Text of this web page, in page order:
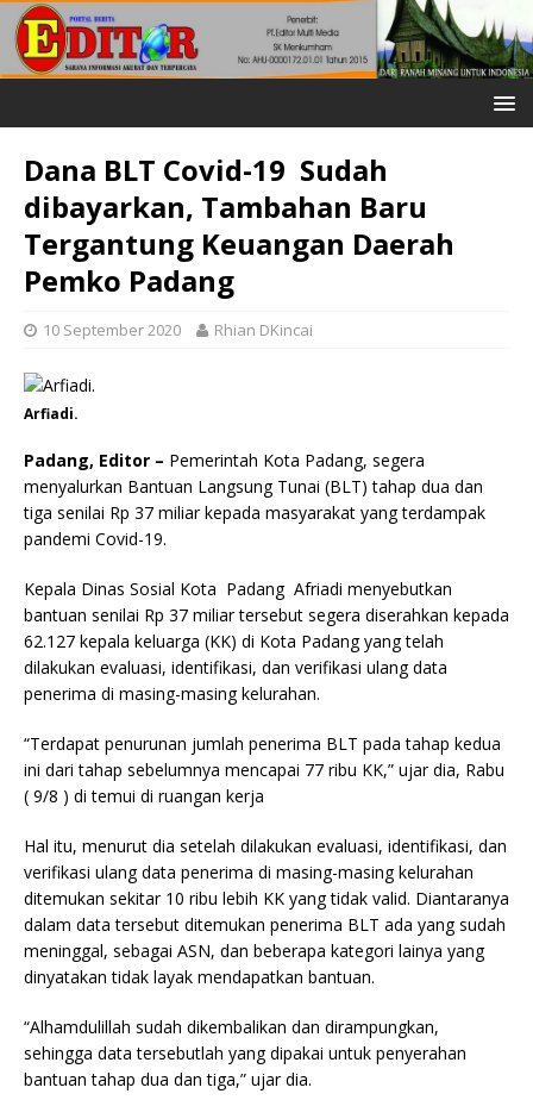
Dana BLT Covid-19 Sudah
dibayarkan, Tambahan Baru
Tergantung Keuangan Daerah
Pemko Padang
10 September 2020 Rhian DKincai
Arfiadi.
Padang, Editor – Pemerintah Kota Padang, segera
menyalurkan Bantuan Langsung Tunai (BLT) tahap dua dan
tiga senilai Rp 37 miliar kepada masyarakat yang terdampak
pandemi Covid-19.
Kepala Dinas Sosial Kota Padang Afriadi menyebutkan
bantuan senilai Rp 37 miliar tersebut segera diserahkan kepada
62.127 kepala keluarga (KK) di Kota Padang yang telah
dilakukan evaluasi, identifikasi, dan verifikasi ulang data
penerima di masing-masing kelurahan.
“Terdapat penurunan jumlah penerima BLT pada tahap kedua
ini dari tahap sebelumnya mencapai 77 ribu KK,” ujar dia, Rabu
( 9/8 ) di temui di ruangan kerja
Hal itu, menurut dia setelah dilakukan evaluasi, identifikasi, dan
verifikasi ulang data penerima di masing-masing kelurahan
ditemukan sekitar 10 ribu lebih KK yang tidak valid. Diantaranya
dalam data tersebut ditemukan penerima BLT ada yang sudah
meninggal, sebagai ASN, dan beberapa kategori lainya yang
dinyatakan tidak layak mendapatkan bantuan.
“Alhamdulillah sudah dikembalikan dan dirampungkan,
sehingga data tersebutlah yang dipakai untuk penyerahan
bantuan tahap dua dan tiga,” ujar dia.